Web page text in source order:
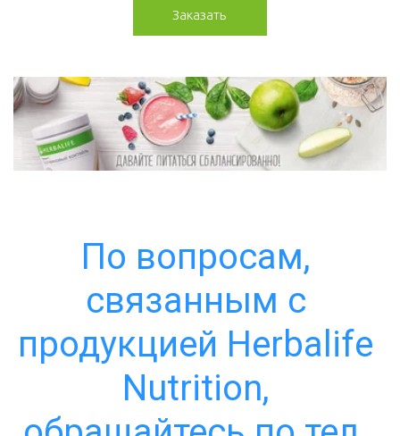
Заказать
По вопросам,
связанным с
продукцией Herbalife
Nutrition,